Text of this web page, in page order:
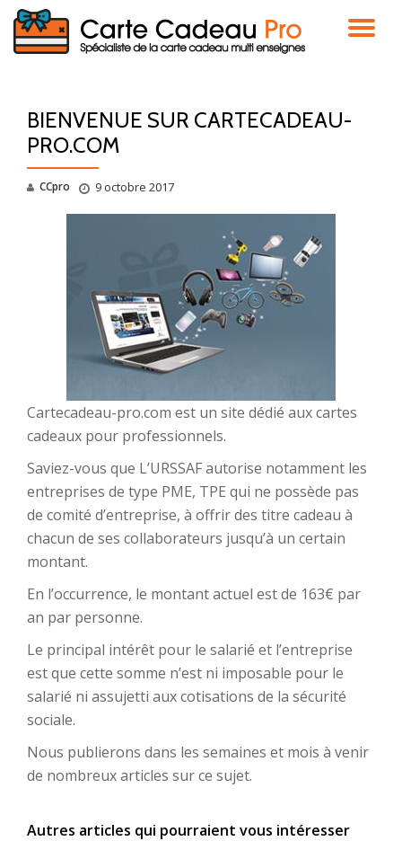
Aller
BIENVENUE SUR CARTECADEAU-
PRO.COM
CCpro 9 octobre 2017
Cartecadeau-pro.com est un site dédié aux cartes
cadeaux pour professionnels.
Saviez-vous que L’URSSAF autorise notamment les
entreprises de type PME, TPE qui ne possède pas
de comité d’entreprise, à offrir des titre cadeau à
chacun de ses collaborateurs jusqu’à un certain
montant.
En l’occurrence, le montant actuel est de 163€ par
an par personne.
Le principal intérêt pour le salarié et l’entreprise
est que cette somme n’est ni imposable pour le
salarié ni assujetti aux cotisations de la sécurité
sociale.
Nous publierons dans les semaines et mois à venir
de nombreux articles sur ce sujet.
Autres articles qui pourraient vous intéresser